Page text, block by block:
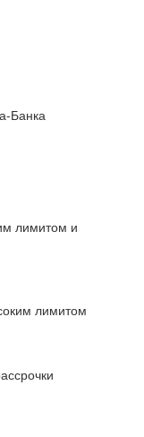
Банка
лимитом и
лимитом